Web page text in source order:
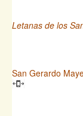
Letanas de los
San Gerardo